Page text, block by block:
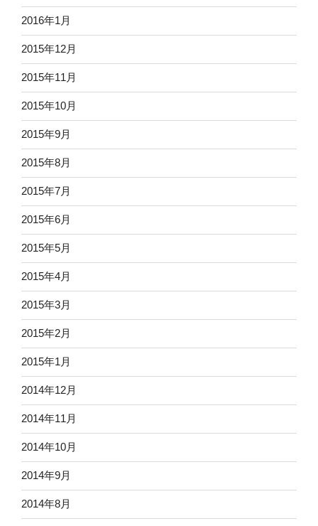
2016年1月
2015年12月
2015年11月
2015年10月
2015年9月
2015年8月
2015年7月
2015年6月
2015年5月
2015年4月
2015年3月
2015年2月
2015年1月
2014年12月
2014年11月
2014年10月
2014年9月
2014年8月